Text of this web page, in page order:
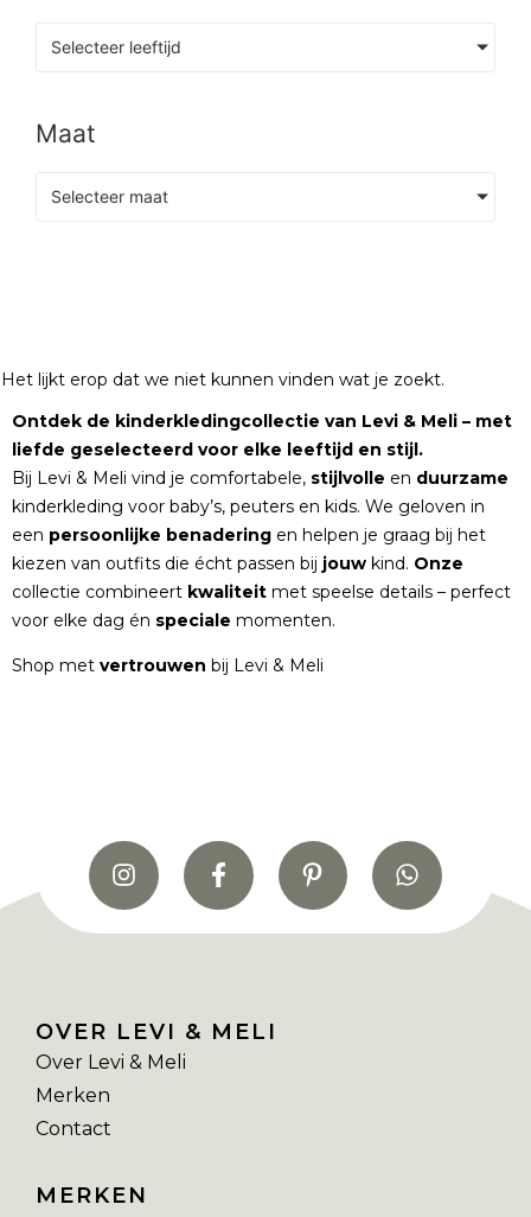
Selecteer leeftijd
Maat
Selecteer maat
Het lijkt erop dat we niet kunnen vinden wat je zoekt.
Ontdek de kinderkledingcollectie van Levi & Meli – met
liefde geselecteerd voor elke leeftijd en stijl.
Bij Levi & Meli vind je comfortabele, stijlvolle en duurzame
kinderkleding voor baby’s, peuters en kids. We geloven in
een persoonlijke benadering en helpen je graag bij het
kiezen van outfits die écht passen bij jouw kind. Onze
collectie combineert kwaliteit met speelse details – perfect
voor elke dag én speciale momenten.
Shop met vertrouwen bij Levi & Meli
OVER LEVI & MELI
Over Levi & Meli
Merken
Contact
MERKEN